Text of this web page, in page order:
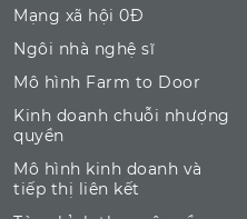
Mạng xã hội 0Đ
Ngôi nhà nghệ sĩ
Mô hình Farm to Door
Kinh doanh chuỗi nhượng
quyền
Mô hình kinh doanh và
tiếp thị liên kết